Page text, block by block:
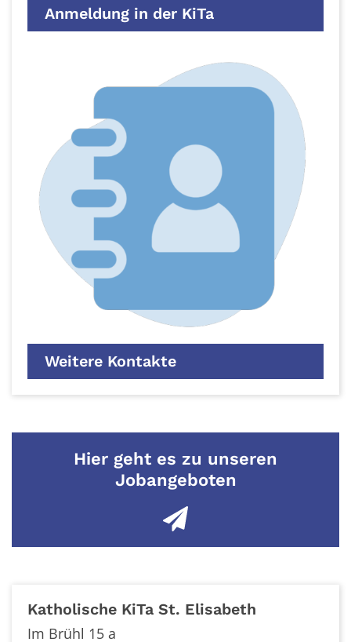
Anmeldung in der KiTa
Weitere Kontakte
Hier geht es zu unseren
Jobangeboten
Katholische KiTa St. Elisabeth
Im Brühl 15 a